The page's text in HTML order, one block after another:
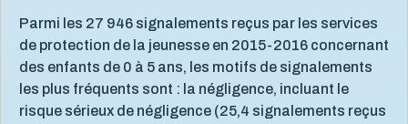
Parmi les 27 946 signalements reçus par les services
de protection de la jeunesse en 2015-2016 concernant
des enfants de 0 à 5 ans, les motifs de signalements
les plus fréquents sont : la négligence, incluant le
risque sérieux de négligence (25,4 signalements reçus